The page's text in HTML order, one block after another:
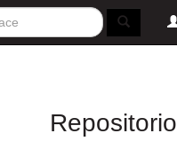
Repositorio